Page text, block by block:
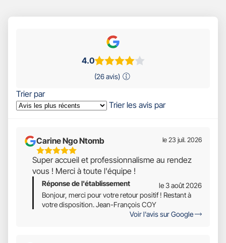
4.0
(26 avis)
Trier par
Trier les avis par
Carine Ngo Ntomb
5
Étoiles
Sur
le 23 juil. 2026
Super accueil et professionnalisme au rendez
vous ! Merci à toute l'équipe !
Réponse de l'établissement
le 3 août 2026
Bonjour, merci pour votre retour positif ! Restant à
votre disposition. Jean-François COY
Voir l'avis sur Google